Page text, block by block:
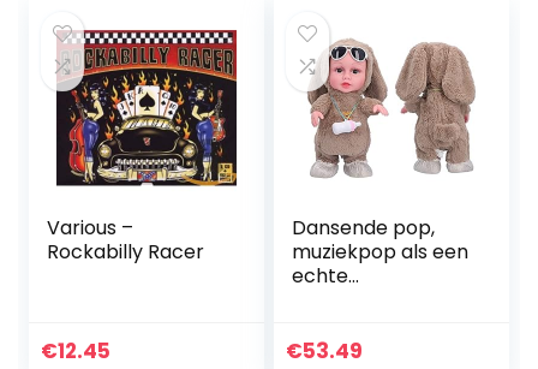
Various –
Rockabilly Racer
€12.45
Dansende pop,
muziekpop als een
echte
voor kind voor
€53.49